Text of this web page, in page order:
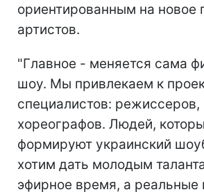
ориентированным на новое
артистов.
"Главное - меняется сама
шоу. Мы привлекаем к
специалистов: режиссеров,
хореографов. Людей,
формируют украинский
хотим дать молодым
эфирное время, а